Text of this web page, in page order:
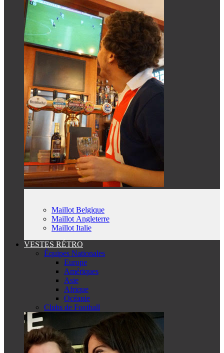
Maillot Belgique
Maillot Angleterre
Maillot Italie
VESTES RÉTRO
Équipes Nationales
Europe
Amériques
Asie
Afrique
Océanie
Clubs de Football